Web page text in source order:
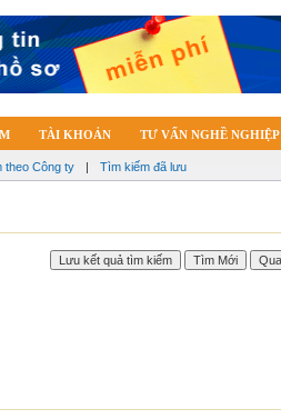
TÀI KHOẢN TƯ VẤN NGHỀ NGHIỆP
theo Công ty | Tìm kiếm đã lưu